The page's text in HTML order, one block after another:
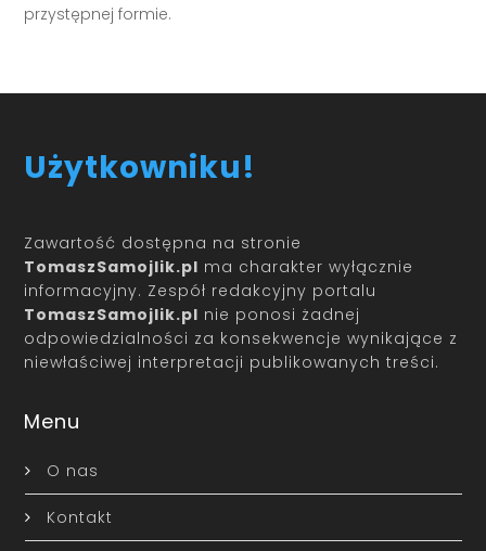
przystępnej formie.
Użytkowniku!
Zawartość dostępna na stronie
TomaszSamojlik.pl ma charakter wyłącznie
informacyjny. Zespół redakcyjny portalu
TomaszSamojlik.pl nie ponosi żadnej
odpowiedzialności za konsekwencje wynikające z
niewłaściwej interpretacji publikowanych treści.
Menu
O nas
Kontakt